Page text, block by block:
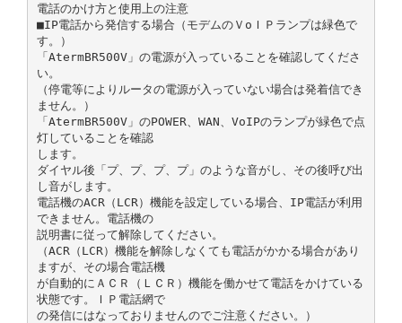
電話のかけ方と使用上の注意
■IP電話から発信する場合（モデムのＶoＩＰランプは緑色で
す。）
「AtermBR500V」の電源が入っていることを確認してくださ
い。
（停電等によりルータの電源が入っていない場合は発着信でき
ません。）
「AtermBR500V」のPOWER、WAN、VoIPのランプが緑色で点
灯していることを確認
します。
ダイヤル後「プ、プ、プ、プ」のような音がし、その後呼び出
し音がします。
電話機のACR（LCR）機能を設定している場合、IP電話が利用
できません。電話機の
説明書に従って解除してください。
（ACR（LCR）機能を解除しなくても電話がかかる場合があり
ますが、その場合電話機
が自動的にＡＣＲ（ＬＣＲ）機能を働かせて電話をかけている
状態です。ＩＰ電話網で
の発信にはなっておりませんのでご注意ください。）